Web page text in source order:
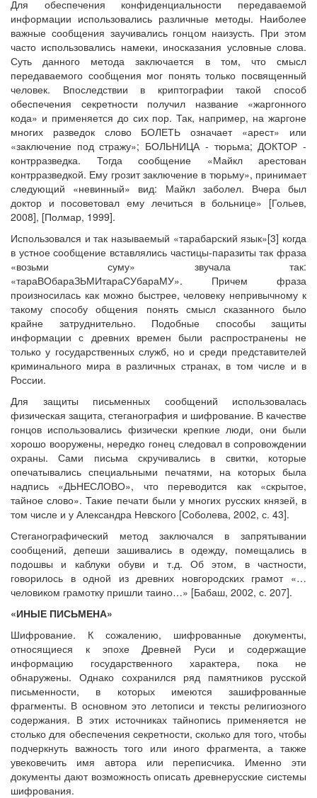
Для обеспечения конфиденциальности передаваемой
информации использовались различные методы. Наиболее
важные сообщения заучивались гонцом наизусть. При этом
часто использовались намеки, иносказания условные слова.
Суть данного метода заключается в том, что смысл
передаваемого сообщения мог понять только посвященный
человек. Впоследствии в криптографии такой способ
обеспечения секретности получил название «жаргонного
кода» и применяется до сих пор. Так, например, на жаргоне
многих разведок слово БОЛЕТЬ означает «арест» или
«заключение под стражу»; БОЛЬНИЦА - тюрьма; ДОКТОР -
контрразведка. Тогда сообщение «Майкл арестован
контрразведкой. Ему грозит заключение в тюрьму», принимает
следующий «невинный» вид: Майкл заболел. Вчера был
доктор и посоветовал ему лечиться в больнице» [Гольев,
2008], [Полмар, 1999].
Использовался и так называемый «тарабарский язык»[3] когда
в устное сообщение вставлялись частицы-паразиты так фраза
«возьми суму» звучала так:
«тараВОбараЗЬМИтараСУбараМУ». Причем фраза
произносилась как можно быстрее, человеку непривычному к
такому способу общения понять смысл сказанного было
крайне затруднительно. Подобные способы защиты
информации с древних времен были распространены не
только у государственных служб, но и среди представителей
криминального мира в различных странах, в том числе и в
России.
Для защиты письменных сообщений использовалась
физическая защита, стеганография и шифрование. В качестве
гонцов использовались физически крепкие люди, они были
хорошо вооружены, нередко гонец следовал в сопровождении
охраны. Сами письма скручивались в свитки, которые
опечатывались специальными печатями, на которых была
надпись «ДЬНЕСЛОВО», что переводится как «скрытое,
тайное слово». Такие печати были у многих русских князей, в
том числе и у Александра Невского [Соболева, 2002, с. 43].
Стеганографический метод заключался в запрятывании
сообщений, депеши зашивались в одежду, помещались в
подошвы и каблуки обуви и т.д. Об этом, в частности,
говорилось в одной из древних новгородских грамот «…
человиком грамотку пришли таино…» [Бабаш, 2002, с. 207].
«ИНЫЕ ПИСЬМЕНА»
Шифрование. К сожалению, шифрованные документы,
относящиеся к эпохе Древней Руси и содержащие
информацию государственного характера, пока не
обнаружены. Однако сохранился ряд памятников русской
письменности, в которых имеются зашифрованные
фрагменты. В основном это летописи и тексты религиозного
содержания. В этих источниках тайнопись применяется не
столько для обеспечения секретности, сколько для того, чтобы
подчеркнуть важность того или иного фрагмента, а также
увековечить имя автора или переписчика. Именно эти
документы дают возможность описать древнерусские системы
шифрования.